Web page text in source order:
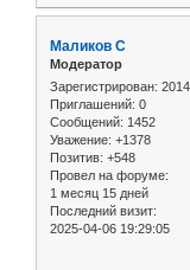
Маликов С
Модератор
Зарегистрирован:
Приглашений: 0
Сообщений: 1452
Уважение: +1378
Позитив: +548
Провел на форуме:
1 месяц 15 дней
Последний визит:
2025-04-06 19:29:05